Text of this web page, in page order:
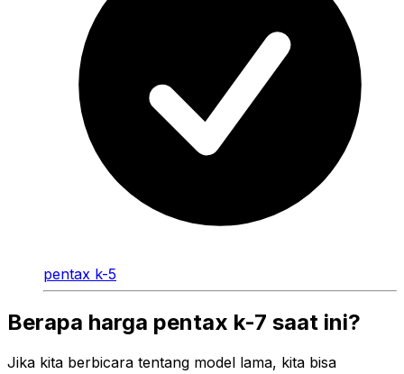
pentax k-5
Berapa harga pentax k-7 saat ini?
Jika kita berbicara tentang model lama, kita bisa